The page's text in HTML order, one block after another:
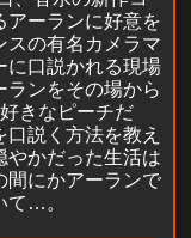
アーランに好意を
スの有名カメラマ
に口説かれる現場
ランをその場から
きなピーチだ
説く方法を教え
やかだった生活は
間にかアーランで
て…。